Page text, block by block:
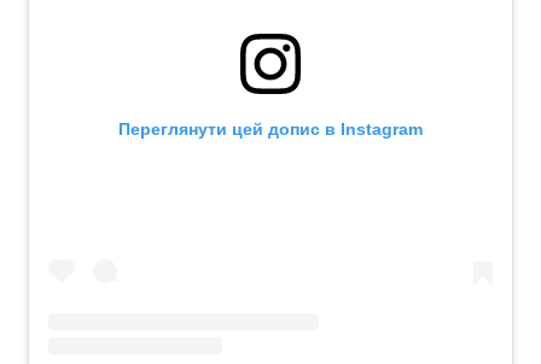
Переглянути цей допис в Instagram